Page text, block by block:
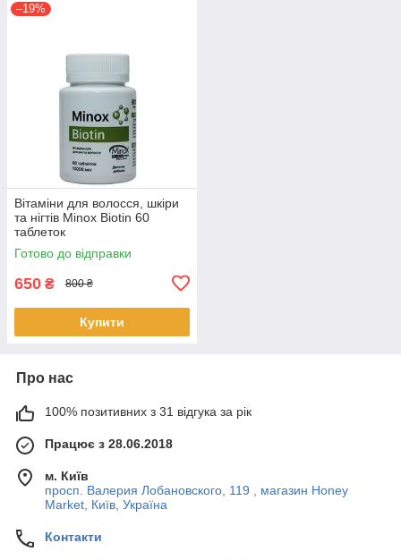
–19%
Вітаміни для волосся, шкіри
та нігтів Minox Biotin 60
таблеток
Готово до відправки
650 ₴ 800 ₴
Купити
Про нас
100% позитивних з 31 відгука за рік
Працює з 28.06.2018
м. Київ
просп. Валерия Лобановского, 119 , магазин Honey
Market, Київ, Україна
Контакти